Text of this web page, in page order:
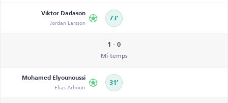
Viktor Dadason
Jordan Larsson 73’
1 - 0
Mi-temps
Mohamed Elyounoussi
Elias Achouri 31’